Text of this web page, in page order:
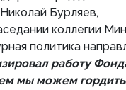
Бурляев,
коллегии
политика
работу
мы можем